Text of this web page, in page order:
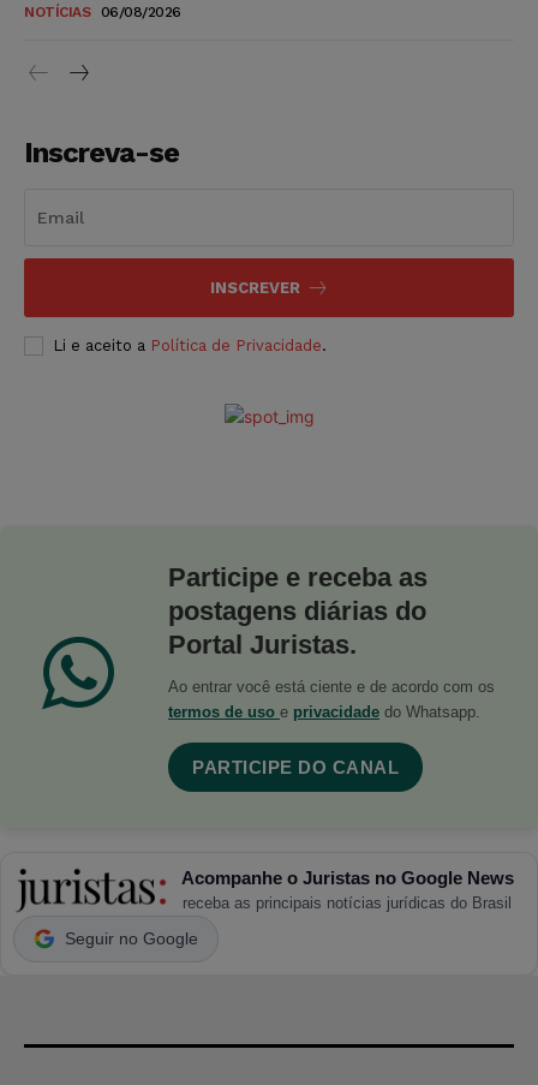
NOTÍCIAS 06/08/2026
Inscreva-se
INSCREVER
Li e aceito a Política de Privacidade.
Participe e receba as
postagens diárias do
Portal Juristas.
Ao entrar você está ciente e de acordo com os
termos de uso e privacidade do Whatsapp.
PARTICIPE DO CANAL
Acompanhe o Juristas no Google News
receba as principais notícias jurídicas do Brasil
Seguir no Google